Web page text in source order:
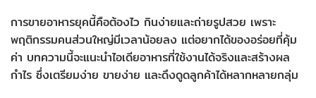
การขายอาหารยุคนี้คือต้องไว กินง่ายและถ่ายรูปสวย เพราะ
พฤติกรรมคนส่วนใหญ่มีเวลาน้อยลง แต่อยากได้ของอร่อยที่คุ้ม
ค่า บทความนี้จะแนะนำไอเดียอาหารที่ใช้งานได้จริงและสร้างผล
กำไร ซึ่งเตรียมง่าย ขายง่าย และดึงดูดลูกค้าได้หลากหลายกลุ่ม